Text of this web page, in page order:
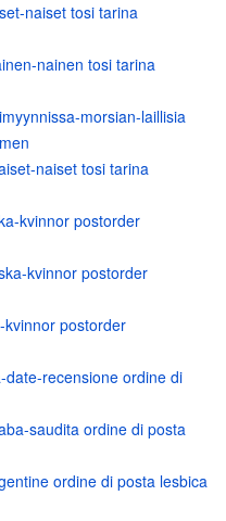
naiset tosi tarina
nainen tosi tarina
morsian-laillisia
naiset tosi tarina
kvinnor postorder
kvinnor postorder
postorder
recensione ordine di
saudita ordine di posta
ordine di posta lesbica